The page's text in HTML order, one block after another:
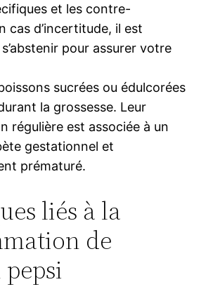
et les contre-
cas d’incertitude, il est
pour assurer votre
sucrées ou édulcorées
la grossesse. Leur
régulière est associée à un
gestationnel et
prématuré.
liés à la
de